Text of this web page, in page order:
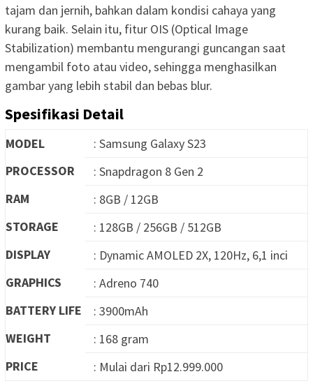
tajam dan jernih, bahkan dalam kondisi cahaya yang
kurang baik. Selain itu, fitur OIS (Optical Image
Stabilization) membantu mengurangi guncangan saat
mengambil foto atau video, sehingga menghasilkan
gambar yang lebih stabil dan bebas blur.
Spesifikasi Detail
MODEL
: Samsung Galaxy S23
PROCESSOR
: Snapdragon 8 Gen 2
RAM
: 8GB / 12GB
STORAGE
: 128GB / 256GB / 512GB
DISPLAY
: Dynamic AMOLED 2X, 120Hz, 6,1 inci
GRAPHICS
: Adreno 740
BATTERY LIFE
: 3900mAh
WEIGHT
: 168 gram
PRICE
: Mulai dari Rp12.999.000